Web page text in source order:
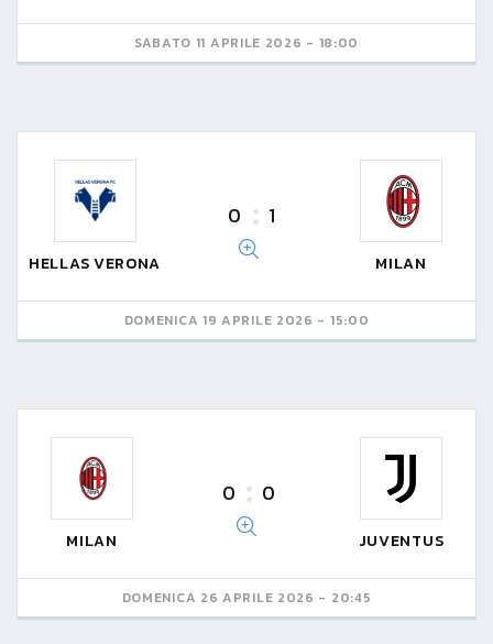
SABATO 11 APRILE 2026 - 18:00
HELLAS VERONA
0 1
MILAN
DOMENICA 19 APRILE 2026 - 15:00
MILAN
0 0
JUVENTUS
DOMENICA 26 APRILE 2026 - 20:45